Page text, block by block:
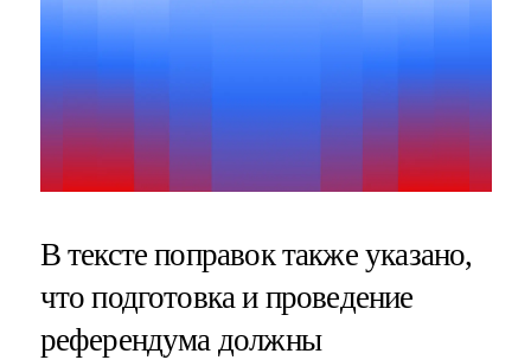
В тексте поправок также указано,
что подготовка и проведение
референдума должны